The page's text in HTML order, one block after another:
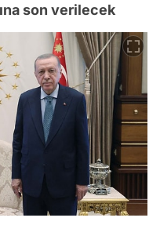
son verilecek